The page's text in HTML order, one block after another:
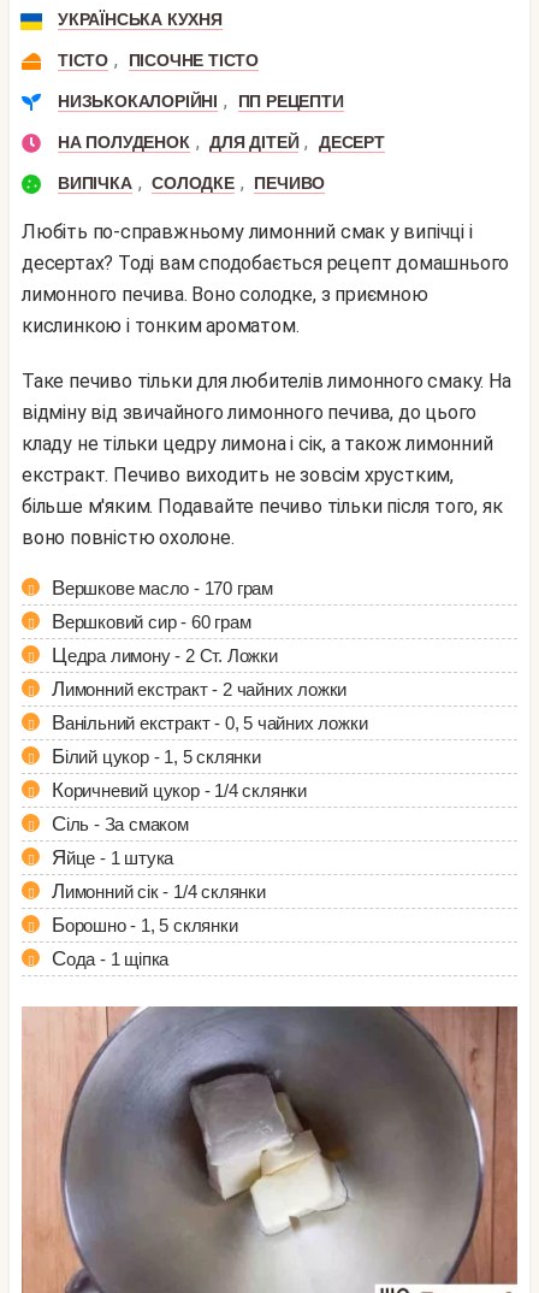
УКРАЇНСЬКА КУХНЯ
ТІСТО , ПІСОЧНЕ ТІСТО
НИЗЬКОКАЛОРІЙНІ , ПП РЕЦЕПТИ
НА ПОЛУДЕНОК , ДЛЯ ДІТЕЙ , ДЕСЕРТ
ВИПІЧКА , СОЛОДКЕ , ПЕЧИВО
Любіть по-справжньому лимонний смак у випічці і
десертах? Тоді вам сподобається рецепт домашнього
лимонного печива. Воно солодке, з приємною
кислинкою і тонким ароматом.
Таке печиво тільки для любителів лимонного смаку. На
відміну від звичайного лимонного печива, до цього
кладу не тільки цедру лимона і сік, а також лимонний
екстракт. Печиво виходить не зовсім хрустким,
більше м'яким. Подавайте печиво тільки після того, як
воно повністю охолоне.
Вершкове масло - 170 грам
Вершковий сир - 60 грам
Цедра лимону - 2 Ст. Ложки
Лимонний екстракт - 2 чайних ложки
Ванільний екстракт - 0, 5 чайних ложки
Білий цукор - 1, 5 склянки
Коричневий цукор - 1/4 склянки
Сіль - За смаком
Яйце - 1 штука
Лимонний сік - 1/4 склянки
Борошно - 1, 5 склянки
Сода - 1 щіпка